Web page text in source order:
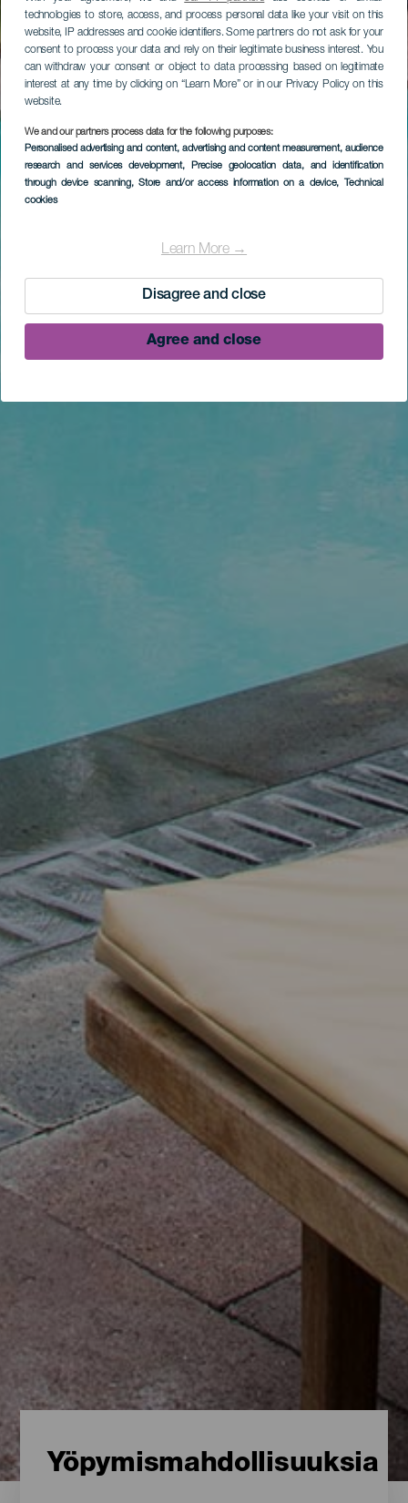
technologies to store, access, and process personal data like your visit on this
website, IP addresses and cookie identifiers. Some partners do not ask for your
consent to process your data and rely on their legitimate business interest. You
can withdraw your consent or object to data processing based on legitimate
interest at any time by clicking on “Learn More” or in our Privacy Policy on this
website.
We and our partners process data for the following purposes:
Personalised advertising and content, advertising and content measurement, audience
research and services development, Precise geolocation data, and identification
through device scanning, Store and/or access information on a device, Technical
cookies
Learn More →
Disagree and close
Agree and close
Yöpymismahdollisuuksia